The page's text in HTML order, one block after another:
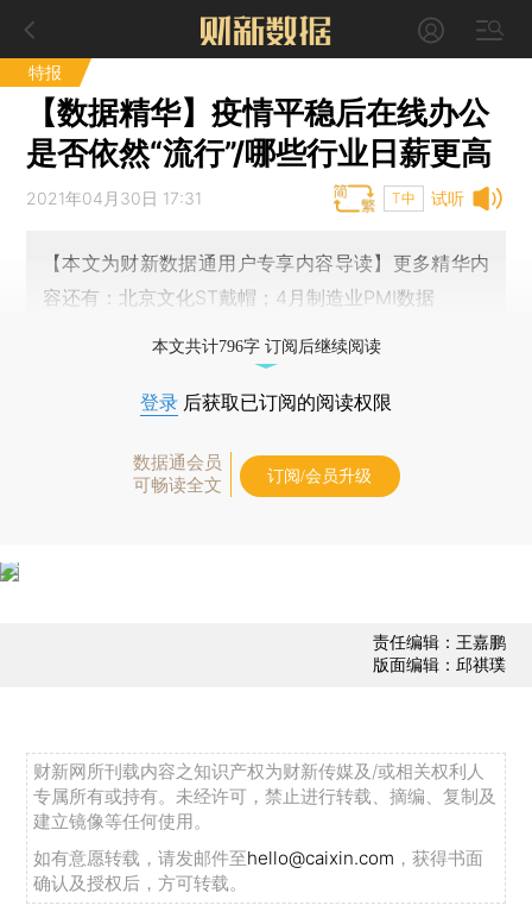
特报
【数据精华】疫情平稳后在线办公
是否依然“流行”/哪些行业日薪更高
试听
2021年04月30日 17:31 T中
【本文为财新数据通用户专享内容导读】更多精华内
容还有：北京文化ST戴帽；4月制造业PMI数据
本文共计796字 订阅后继续阅读
登录 后获取已订阅的阅读权限
数据通会员
可畅读全文
订阅/会员升级
责任编辑：王嘉鹏
版面编辑：邱祺璞
财新网所刊载内容之知识产权为财新传媒及/或相关权利人
专属所有或持有。未经许可，禁止进行转载、摘编、复制及
建立镜像等任何使用。
如有意愿转载，请发邮件至hello@caixin.com ，获得书面
确认及授权后，方可转载。